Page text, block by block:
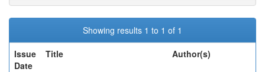
Showing results 1 to 1 of 1
Issue
Date
Title Author(s)